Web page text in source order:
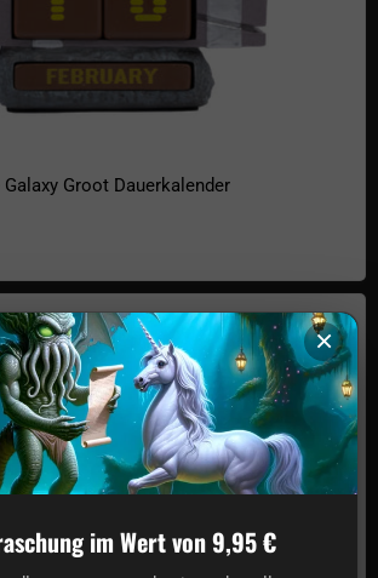
Groot Dauerkalender
Kalender
×
im Wert von 9,95 €